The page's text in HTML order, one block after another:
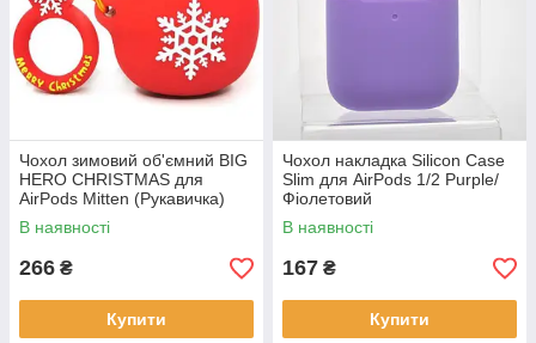
Чохол зимовий об'ємний BIG
HERO CHRISTMAS для
AirPods Mitten (Рукавичка)
В наявності
266 ₴
Купити
Чохол накладка Silicon Case
Slim для AirPods 1/2 Purple/
Фіолетовий
В наявності
167 ₴
Купити